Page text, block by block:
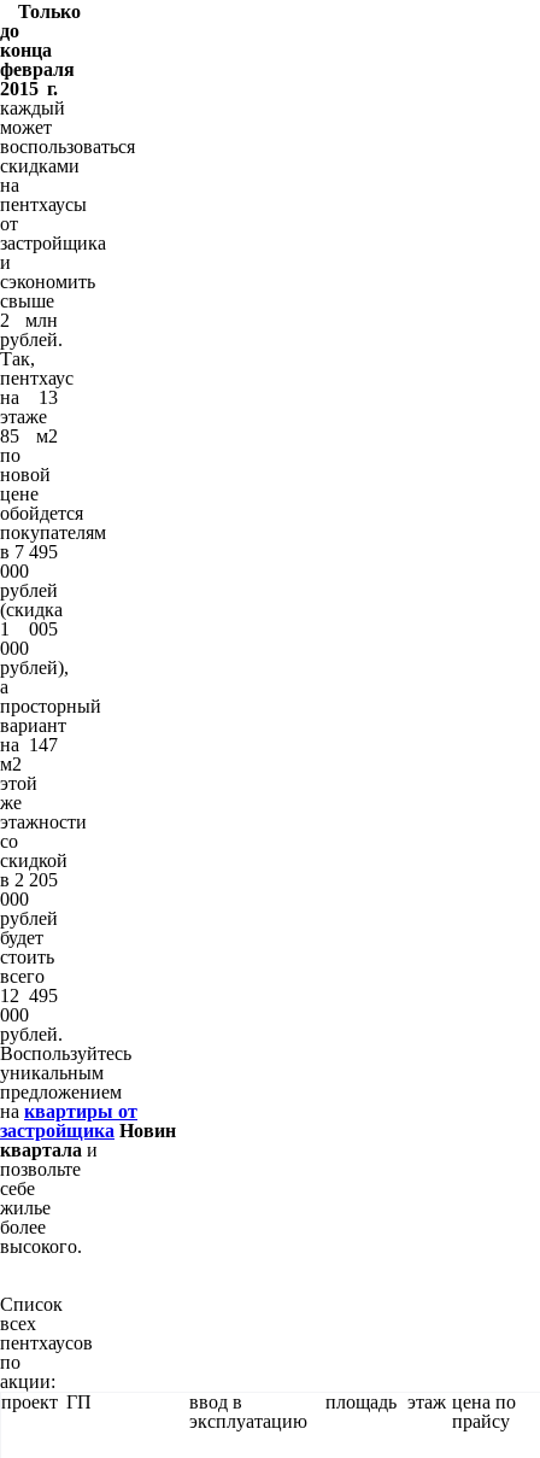
Только
до
конца
февраля
2015 г.
каждый
может
воспользоваться
скидками
на
пентхаусы
от
застройщика
и
сэкономить
свыше
2 млн
рублей.
Так,
пентхаус
на 13
этаже
85 м2
по
новой
цене
обойдется
покупателям
в 7 495
000
рублей
(скидка
1 005
000
рублей),
а
просторный
вариант
на 147
м2
этой
же
этажности
со
скидкой
в 2 205
000
рублей
будет
стоить
всего
12 495
000
рублей.
Воспользуйтесь
уникальным
предложением
на квартиры от
застройщика Новин
квартала и
позвольте
себе
жилье
более
высокого.
Список
всех
пентхаусов
по
акции:
проект ГП
ввод в
эксплуатацию
площадь этаж цена по
прайсу